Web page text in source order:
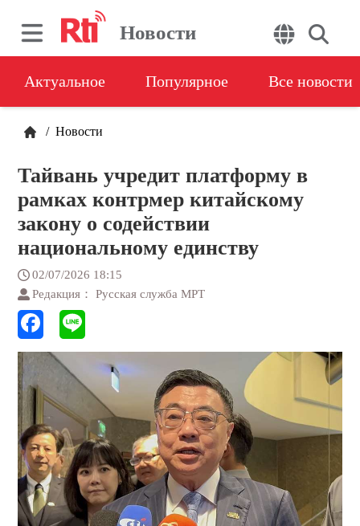
Новости
Актуальное Популярное Все новости
/ Новости
Тайвань учредит платформу в
рамках контрмер китайскому
закону о содействии
национальному единству
02/07/2026 18:15
Редакция： Русская служба МРТ